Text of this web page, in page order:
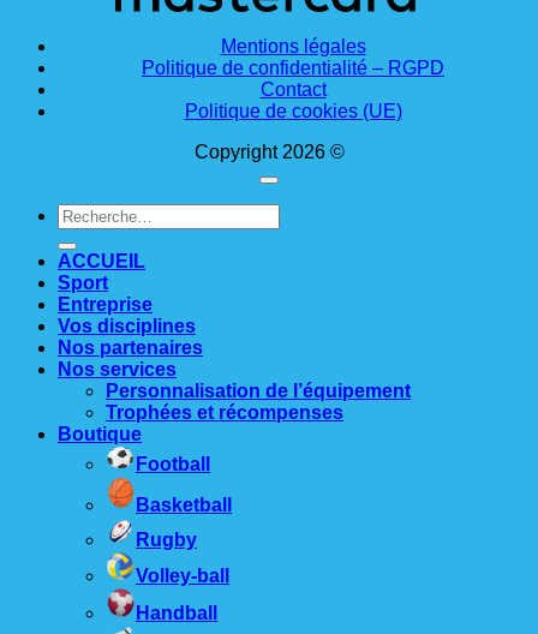
Mentions légales
Politique de confidentialité – RGPD
Contact
Politique de cookies (UE)
Copyright 2026 ©
Recherche
pour :
ACCUEIL
Sport
Entreprise
Vos disciplines
Nos partenaires
Nos services
Personnalisation de l’équipement
Trophées et récompenses
Boutique
Football
Basketball
Rugby
Volley-ball
Handball